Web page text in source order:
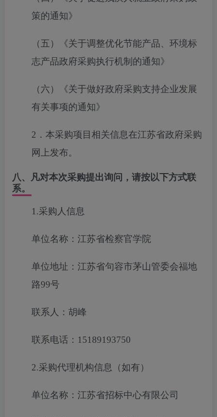
策的通知》
（五）《关于调整优化节能产品、环境标
志产品政府采购执行机制的通知》
（六）《关于做好政府采购支持企业发展
有关事项的通知》
2 ． 本采购项目相关信息在江苏省政府采购
网
上发布。
八、凡对本次采购提出询问，请按以下方式联
系。
1.采购人信息
单位名称：江苏省检察官学院
单位地址：江苏省句容市茅山管委会福地
路99号
联系人：胡峰
联系电话：15189193750
2.采购代理机构信息（如有）
单位名称：江苏省招标中心有限公司